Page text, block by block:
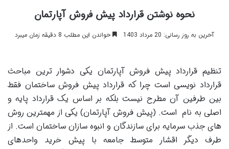
نحوه نوشتن قرارداد پیش فروش آپارتمان
آخرین به روز رسانی: 20 مرداد 1403 خواندن این مطلب 8 دقیقه زمان میبرد
تنظیم قرارداد پیش فروش آپارتمان یکی دشوار ترین مباحث
قرارداد نویسی است چرا که قرارداد پیش فروش ساختمان فقط
بین طرفین آن مطرح نیست بلکه بر اساس یک قرارداد پایه و
اصلی به نام است. (پیش فروش آپارتمان) یکی از مهمترین روش
های جذب سرمایه برای سازندگان و انبوه سازان ساختمان است. از
طرف دیگر اقشار متوسط جامعه با پیش خرید واحدهای